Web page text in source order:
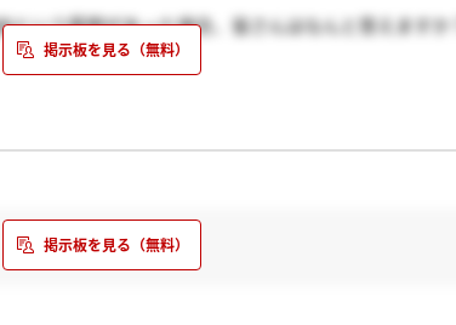
いう質問があった場合、皆さんはなんと答えますか？